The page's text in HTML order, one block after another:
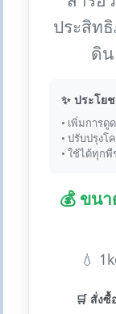
ประสิท
ดิ
✨ ประโย
• เพิ่มการดู
• ปรับปรุงโ
• ใช้ได้ทุก
💰 ขน
💧
🛒 สั่งซื้